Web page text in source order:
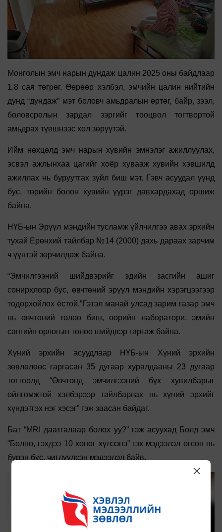
Монголын эмч нарын дундаж цалин 2025 оны байдлаар
1.8 сая төгрөг. Өөрөөр хэлбэл, эмчийн цалин нийтийн
дунд “дундаж” мэт боловч амьдралын өртөг, байр, зээл,
боловсролын зардал зэргийг тооцвол тогтвортой
амьдрах түвшнээс хол зөрүүтэй.
Ийм нөхцөлд эмч нарын хувийн эмнэлэг ажиллуулах,
эсвэл ажлынхаа цагийг хоёр хувааж хувийн хэвшилд
ажиллах нь буруутгах зүйл биш мэт. Гэвч асуудал үүнд
бус, төрийн болон хувийн үүрэг давхардахад оршиж
байна.
НҮБ-ын Эрүүл мэндийн тусламж үйлчилгээ авах эрхийн
тухай Ерөнхий тайлбар №14 (2000) дахь дараах зарчим
ч үүнтэй зөрчилдөж байна.
“Эмчилгээний шийдвэрийг эдийн засгийн ашиг
сонирхлоор бус, өвчтөний эрүүл мэндийн хэрэгцээгээр
тодорхойлох ёстой.”Гэтэл манай улсад зарим газар эмч
нь өвчтөний төлөө биш, өөрийн лаборатори, эмийн
сангийн орлогын төлөө шийдвэр гаргаж байна.
Хүний эрхийн асуудлаар НҮБ-ын Хүний эрхийн
зөвлөлөөс гаргасан 35 дугаар хуралдааны 23 дугаар
тогтоолд “Өвчтөнд эмчилгээний бүх хувилбарыг
ойлгомжтой хэлбэрээр тайлбарлах нь хүний эрхийг
хүндэтгэх нэг хэсэг” гэж заасан байдаг.
Бат “MRI даатгалаар болох уу?” гэж асуухад Болд эмч
“Болно, гэхдээ 10 хоног хүлээнэ” гэх мэдээлэл өгсөн нь
бүрэн бус, чиглүүлсэн мэдээлэл байв.